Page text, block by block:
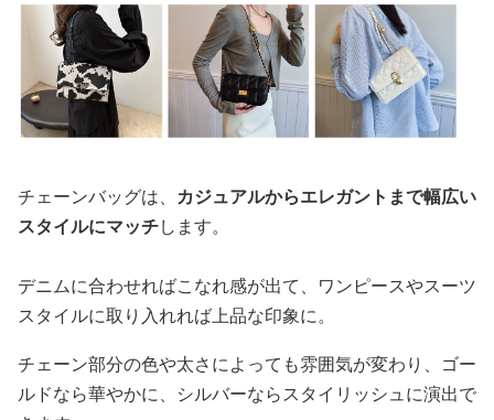
チェーンバッグは、 カジュアルからエレガントまで幅広い
スタイルにマッチします。
デニムに合わせればこなれ感が出て、ワンピースやスーツ
スタイルに取り入れれば上品な印象に。
チェーン部分の色や太さによっても雰囲気が変わり、ゴー
ルドなら華やかに、シルバーならスタイリッシュに演出で